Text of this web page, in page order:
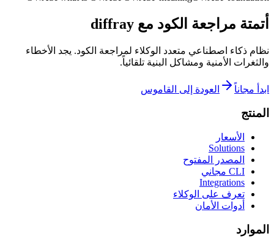
أتمتة مراجعة الكود مع diffray
نظام ذكاء اصطناعي متعدد الوكلاء لمراجعة الكود. يجد الأخطاء
والثغرات الأمنية ومشاكل البنية تلقائياً.
ابدأ مجاناً العودة إلى القاموس
المنتج
الأسعار
Solutions
المصدر المفتوح
CLI مجاني
Integrations
تعرف على الوكلاء
أدوات الأمان
الموارد